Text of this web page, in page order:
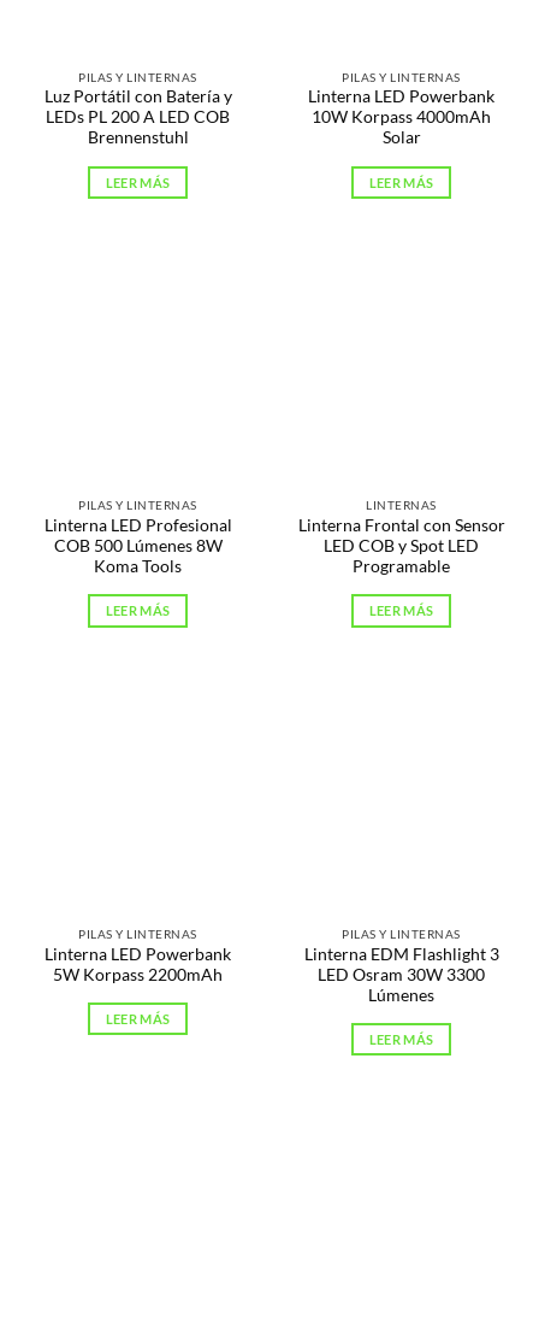
PILAS Y LINTERNAS
Luz Portátil con Batería y
LEDs PL 200 A LED COB
Brennenstuhl
LEER MÁS
PILAS Y LINTERNAS
Linterna LED Powerbank
10W Korpass 4000mAh
Solar
LEER MÁS
PILAS Y LINTERNAS
Linterna LED Profesional
COB 500 Lúmenes 8W
Koma Tools
LEER MÁS
LINTERNAS
Linterna Frontal con Sensor
LED COB y Spot LED
Programable
LEER MÁS
PILAS Y LINTERNAS
Linterna LED Powerbank
5W Korpass 2200mAh
LEER MÁS
PILAS Y LINTERNAS
Linterna EDM Flashlight 3
LED Osram 30W 3300
Lúmenes
LEER MÁS